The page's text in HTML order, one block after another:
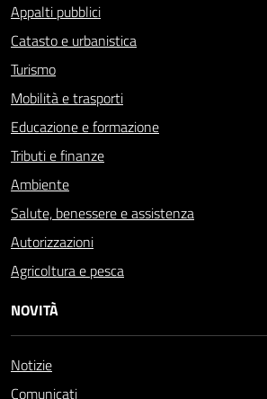
Appalti pubblici
Catasto e urbanistica
Turismo
Mobilità e trasporti
Educazione e formazione
Tributi e finanze
Ambiente
Salute, benessere e assistenza
Autorizzazioni
Agricoltura e pesca
NOVITÀ
Notizie
Comunicati